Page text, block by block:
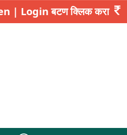
| Login बटण क्लिक करा